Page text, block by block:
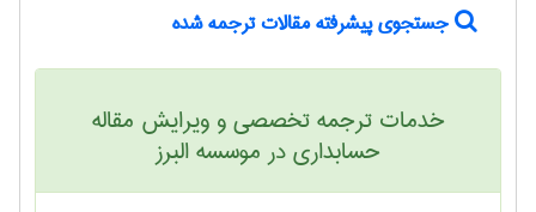
جستجوی پیشرفته مقالات ترجمه شده
خدمات ترجمه تخصصی و ویرایش مقاله
حسابداری در موسسه البرز